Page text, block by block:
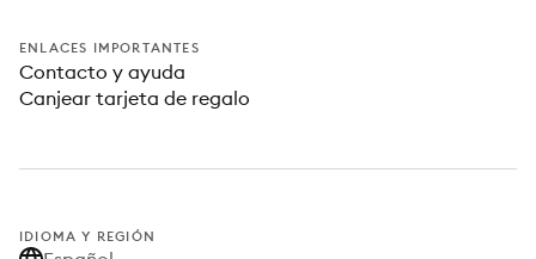
ENLACES IMPORTANTES
Contacto y ayuda
Canjear tarjeta de regalo
IDIOMA Y REGIÓN